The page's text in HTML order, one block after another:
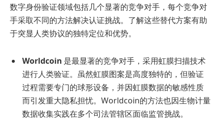
数字身份验证领域包括几个显著的竞争对手，每个竞争对
手采取不同的方法解决认证挑战。了解这些替代方案有助
于突显人类协议的独特定位和优势。
Worldcoin 是最显著的竞争对手，采用虹膜扫描技术
进行人类验证。虽然虹膜图案是高度独特的，但验证
过程需要专门的球形设备，并因虹膜数据的敏感性质
而引发重大隐私担忧。Worldcoin的方法也因生物计量
数据收集实践在多个司法管辖区面临监管挑战。